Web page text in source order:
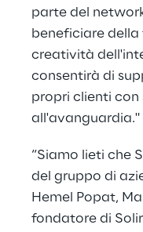
parte del
beneficiare
creatività
consentirà di
propri clienti con
all'avanguardia."
“Siamo lieti che
del gruppo di
Hemel Popat,
fondatore di